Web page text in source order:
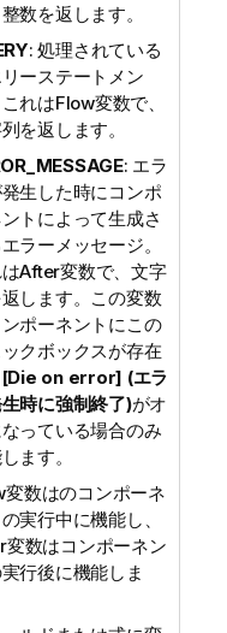
数を返します。
: 処理されている
ーステートメン
これはFlow変数で、
を返します。
: エラ
生した時にコンポ
トによって生成さ
ラーメッセージ。
はAfter変数で、文字
します。この変数
ポーネントにこの
クボックスが存在
[Die on error] (エラ
時に強制終了)がオ
っている場合のみ
ます。
変数はのコンポーネ
実行中に機能し、
数はコンポーネン
実行後に機能しま